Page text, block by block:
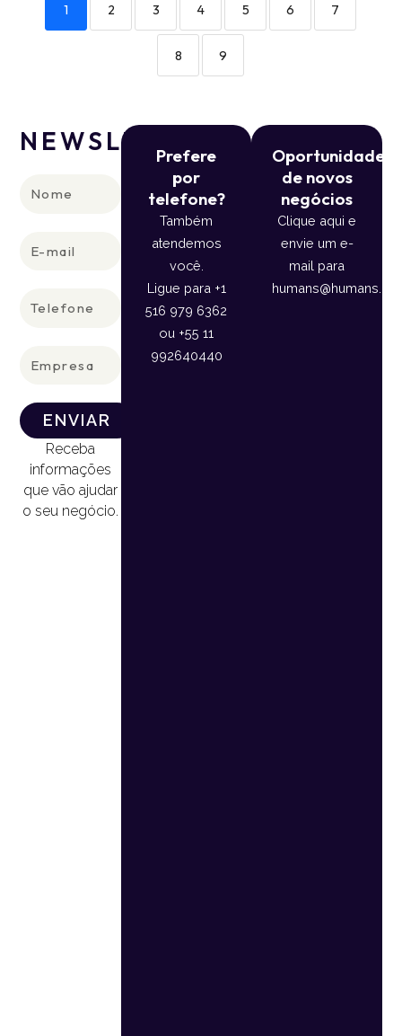
1 2 3 4 5 6 7
8 9
NEWSLETTER
ENVIAR
Receba
informações
que vão ajudar
o seu negócio.
Prefere
por
telefone?
Também
atendemos
você.
Ligue para +1
516 979 6362
ou +55 11
992640440
Oportunidade
de novos
negócios
Clique aqui e
envie um e-
mail para